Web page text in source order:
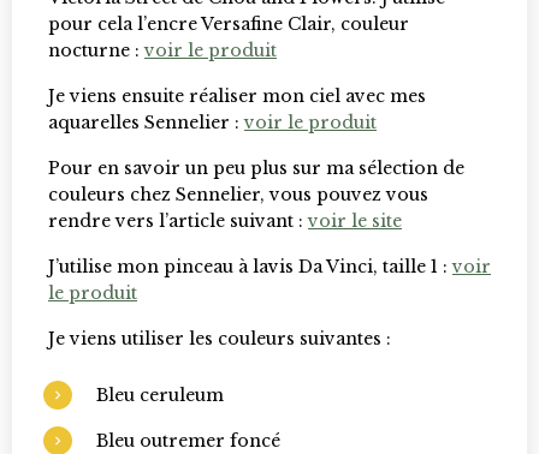
pour cela l’encre Versafine Clair, couleur
nocturne :voir le produit
Je viens ensuite réaliser mon ciel avec mes
aquarelles Sennelier :voir le produit
Pour en savoir un peu plus sur ma sélection de
couleurs chez Sennelier, vous pouvez vous
rendre vers l’article suivant :voir le site
J’utilise mon pinceau à lavis Da Vinci, taille 1 :voir
le produit
Je viens utiliser les couleurs suivantes :
Bleu ceruleum
Bleu outremer foncé